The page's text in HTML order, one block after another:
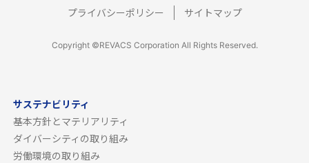
プライバシーポリシー サイトマップ
Copyright ©REVACS Corporation All Rights Reserved.
サステナビリティ
基本方針とマテリアリティ
ダイバーシティの取り組み
労働環境の取り組み